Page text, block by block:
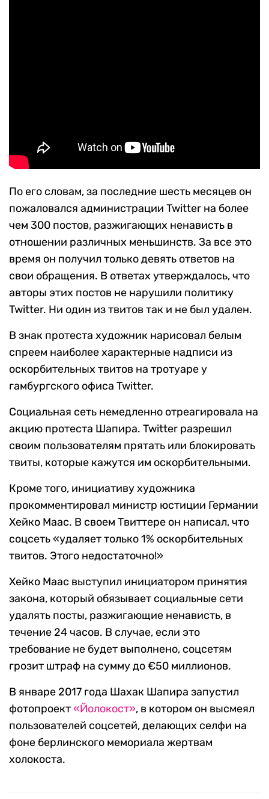
По его словам, за последние шесть месяцев он
пожаловался администрации Twitter на более
чем 300 постов, разжигающих ненависть в
отношении различных меньшинств. За все это
время он получил только девять ответов на
свои обращения. В ответах утверждалось, что
авторы этих постов не нарушили политику
Twitter. Ни один из твитов так и не был удален.
В знак протеста художник нарисовал белым
спреем наиболее характерные надписи из
оскорбительных твитов на тротуаре у
гамбургского офиса Twitter.
Социальная сеть немедленно отреагировала на
акцию протеста Шапира. Twitter разрешил
своим пользователям прятать или блокировать
твиты, которые кажутся им оскорбительными.
Кроме того, инициативу художника
прокомментировал министр юстиции Германии
Хейко Маас. В своем Твиттере он написал, что
соцсеть «удаляет только 1% оскорбительных
твитов. Этого недостаточно!»
Хейко Маас выступил инициатором принятия
закона, который обязывает социальные сети
удалять посты, разжигающие ненависть, в
течение 24 часов. В случае, если это
требование не будет выполнено, соцсетям
грозит штраф на сумму до €50 миллионов.
В январе 2017 года Шахак Шапира запустил
фотопроект«Йолокост», в котором он высмеял
пользователей соцсетей, делающих селфи на
фоне берлинского мемориала жертвам
холокоста.